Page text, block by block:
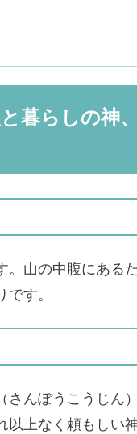
暮らしの神
。山の中腹にある
す。
んぽうこうじん
以上なく頼もしい